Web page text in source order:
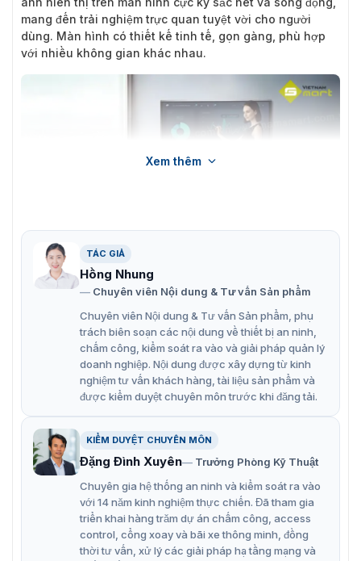
mang đến trải nghiệm trực quan tuyệt vời cho người
dùng. Màn hình có thiết kế tinh tế, gọn gàng, phù hợp
với nhiều không gian khác nhau.
Giới thiệu về màn hình tương tác thông minh ZK-IWB86BP
Tính năng nổi bật của màn hình ZK-
IWB86BP
ZKTeco ZK-IWB86BP là một trong những sản phẩm hàng
đầu của ZKTeco, được thiết kế đặc biệt để nâng cao trải
nghiệm tương tác trong các hoạt động giảng dạy, hội
họp và trình bày với những tính năng vượt trội:
Được trang bị Camera UHD 13 megapixel và hệ thống
6 mảng micrô với khoảng cách nhận âm thanh lên
Nổi bật với công nghệ cảm ứng siêu nhạy thông
minh được tích hợp trên màn hình.
Xem thêm
TÁC GIẢ
Hồng Nhung
Chuyên viên Nội dung & Tư vấn Sản phẩm
Chuyên viên Nội dung & Tư vấn Sản phẩm, phụ
trách biên soạn các nội dung về thiết bị an ninh,
chấm công, kiểm soát ra vào và giải pháp quản lý
doanh nghiệp. Nội dung được xây dựng từ kinh
nghiệm tư vấn khách hàng, tài liệu sản phẩm và
được kiểm duyệt chuyên môn trước khi đăng tải.
KIỂM DUYỆT CHUYÊN MÔN
Đặng Đình Xuyên
Trưởng Phòng Kỹ Thuật
Chuyên gia hệ thống an ninh và kiểm soát ra vào
với 14 năm kinh nghiệm thực chiến. Đã tham gia
triển khai hàng trăm dự án chấm công, access
control, cổng xoay và bãi xe thông minh, đồng
thời tư vấn, xử lý các giải pháp hạ tầng mạng và